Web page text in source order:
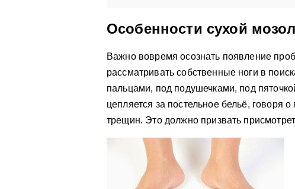
Особенности сухой
Важно вовремя осознать появление
рассматривать собственные ноги в
пальцами, под подушечками, под
цепляется за постельное бельё, говоря
трещин. Это должно призвать